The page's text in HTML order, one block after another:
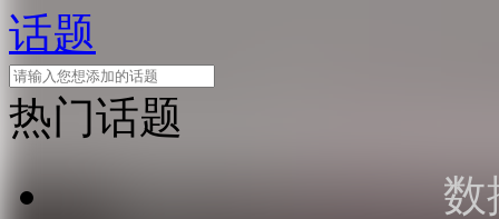
话题
热门话题
数